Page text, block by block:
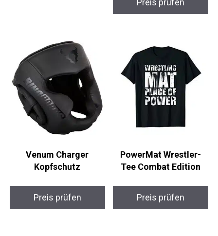
Preis prüfen
Venum Charger
Kopfschutz
Preis prüfen
PowerMat Wrestler-
Tee Combat Edition
Preis prüfen